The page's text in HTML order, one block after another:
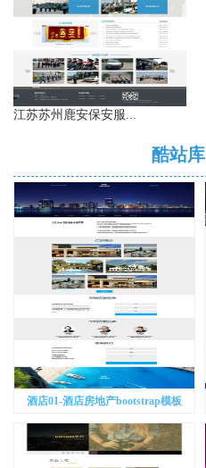
江苏苏州鹿安保安服...
酷站库
酒店01-酒店房地产bootstrap模板